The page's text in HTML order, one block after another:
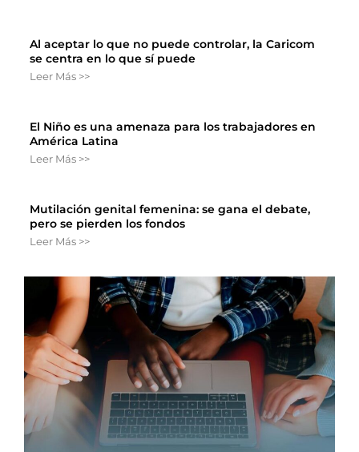
Al aceptar lo que no puede controlar, la Caricom
se centra en lo que sí puede
Leer Más >>
El Niño es una amenaza para los trabajadores en
América Latina
Leer Más >>
Mutilación genital femenina: se gana el debate,
pero se pierden los fondos
Leer Más >>